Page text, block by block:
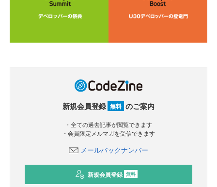
新規会員登録 無料 のご案内
・全ての過去記事が閲覧できます
・会員限定メルマガを受信できます
メールバックナンバー
新規会員登録 無料